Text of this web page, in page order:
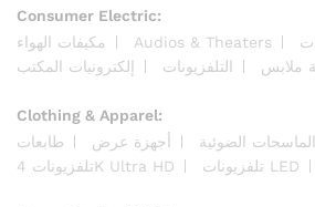
Consumer Electric:
مكيفات الهواء
Audios & Theaters
إلكترونيات المكتب
التلفزيونات ملابس
Clothing & Apparel:
طابعات
أجهزة عرض الماسحات الضوئية
تلفزيونات 4K Ultra HD
تلفزيونات LED